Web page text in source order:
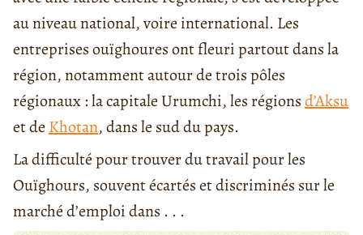
au niveau national, voire international. Les
entreprises ouïghoures ont fleuri partout dans la
région, notamment autour de trois pôles
régionaux : la capitale Urumchi, les régionsd’Aksu
et de Khotan, dans le sud du pays.
La difficulté pour trouver du travail pour les
Ouïghours, souvent écartés et discriminés sur le
marché d’emploi dans . . .